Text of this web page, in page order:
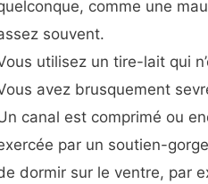
comme une
souvent.
utilisez un tire-lait qui
avez brusquement
canal est comprimé ou
par un soutien-
dormir sur le ventre, par